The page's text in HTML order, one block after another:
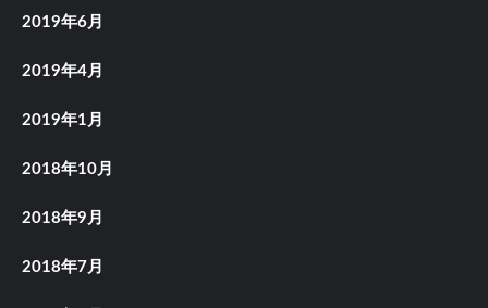
2019年6月
2019年4月
2019年1月
2018年10月
2018年9月
2018年7月